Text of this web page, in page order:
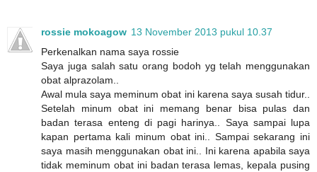
rossie mokoagow 13 November 2013 pukul 10.37
Perkenalkan nama saya rossie
Saya juga salah satu orang bodoh yg telah menggunakan
obat alprazolam..
Awal mula saya meminum obat ini karena saya susah tidur..
Setelah minum obat ini memang benar bisa pulas dan
badan terasa enteng di pagi harinya.. Saya sampai lupa
kapan pertama kali minum obat ini.. Sampai sekarang ini
saya masih menggunakan obat ini.. Ini karena apabila saya
tidak meminum obat ini badan terasa lemas, kepala pusing